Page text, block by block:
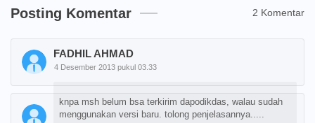
Posting Komentar 2 Komentar
FADHIL AHMAD
4 Desember 2013 pukul 03.33
knpa msh belum bsa terkirim dapodikdas, walau sudah
menggunakan versi baru. tolong penjelasannya.....